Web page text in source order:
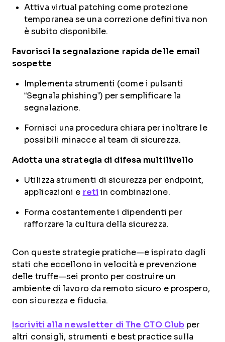
Attiva virtual patching come protezione
temporanea se una correzione definitiva non
è subito disponibile.
Favorisci la segnalazione rapida delle email
sospette
Implementa strumenti (come i pulsanti
“Segnala phishing”) per semplificare la
segnalazione.
Fornisci una procedura chiara per inoltrare le
possibili minacce al team di sicurezza.
Adotta una strategia di difesa multilivello
Utilizza strumenti di sicurezza per endpoint,
applicazioni e reti in combinazione.
Forma costantemente i dipendenti per
rafforzare la cultura della sicurezza.
Con queste strategie pratiche—e ispirato dagli
stati che eccellono in velocità e prevenzione
delle truffe—sei pronto per costruire un
ambiente di lavoro da remoto sicuro e prospero,
con sicurezza e fiducia.
Iscriviti alla newsletter di The CTO Club per
altri consigli, strumenti e best practice sulla